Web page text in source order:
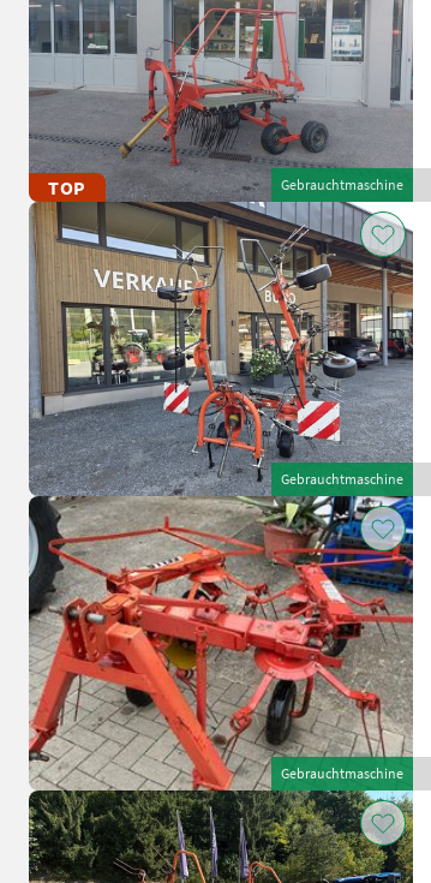
TOP Gebrauchtmaschine
Gebrauchtmaschine
Gebrauchtmaschine